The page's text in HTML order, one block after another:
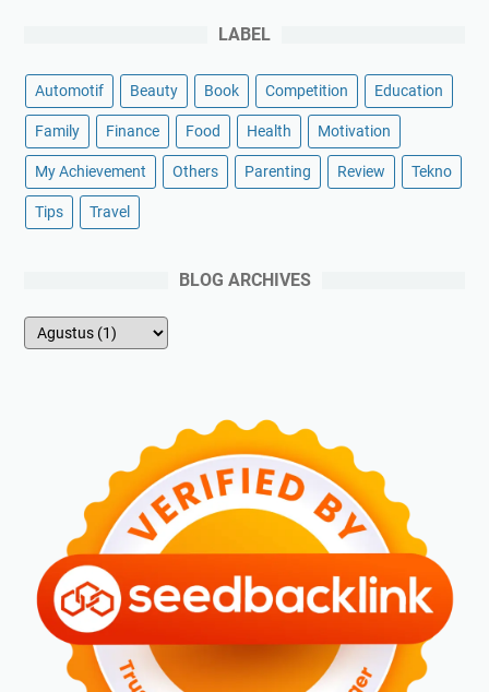
LABEL
Automotif Beauty Book Competition Education
Family Finance Food Health Motivation
My Achievement Others Parenting Review Tekno
Tips Travel
BLOG ARCHIVES